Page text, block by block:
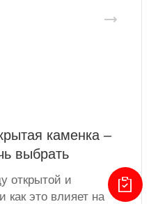
каменка –
выбрать
открытой и
как это влияет на